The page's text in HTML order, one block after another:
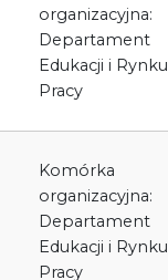
organizacyjna:
Departament
Edukacji i Rynku
Pracy
Komórka
organizacyjna:
Departament
Edukacji i Rynku
Pracy